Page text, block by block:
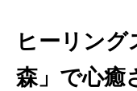
ヒーリング
森」で心癒